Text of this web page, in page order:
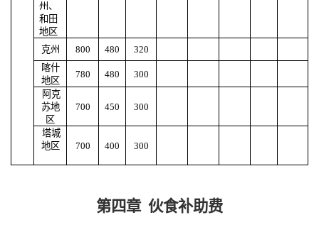
州、
和田
地区
克州 800 480
320
喀什
地区
780 480
300
阿克
苏地
区
700 450 300
塔城
地区
700 400 300
第四章 伙食补助费